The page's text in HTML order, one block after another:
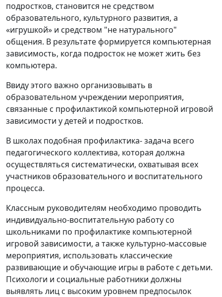
подростков, становится не средством
образовательного, культурного развития, а
«игрушкой» и средством "не натурального"
общения. В результате формируется компьютерная
зависимость, когда подросток не может жить без
компьютера.
Ввиду этого важно организовывать в
образовательном учреждении мероприятия,
связанные с профилактикой компьютерной игровой
зависимости у детей и подростков.
В школах подобная профилактика- задача всего
педагогического коллектива, которая должна
осуществляться систематически, охватывая всех
участников образовательного и воспитательного
процесса.
Классным руководителям необходимо проводить
индивидуально-воспитательную работу со
школьниками по профилактике компьютерной
игровой зависимости, а также культурно-массовые
мероприятия, использовать классические
развивающие и обучающие игры в работе с детьми.
Психологи и социальные работники должны
выявлять лиц с высоким уровнем предпосылок